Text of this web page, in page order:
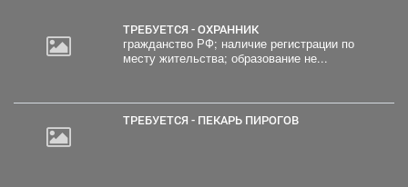
ТРЕБУЕТСЯ - ОХРАННИК
гражданство РФ; наличие регистрации по
месту жительства; образование не...
ТРЕБУЕТСЯ - ПЕКАРЬ ПИРОГОВ